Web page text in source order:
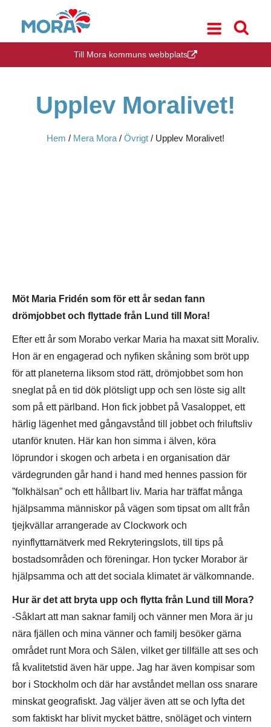
Till Mora kommuns webbplats
Upplev Moralivet!
Hem / Mera Mora / Övrigt / Upplev Moralivet!
Möt Maria Fridén som för ett år sedan fann
drömjobbet och flyttade från Lund till Mora!
Efter ett år som Morabo verkar Maria ha maxat sitt Moraliv.
Hon är en engagerad och nyfiken skåning som bröt upp
för att planeterna liksom stod rätt, drömjobbet som hon
sneglat på en tid dök plötsligt upp och sen löste sig allt
som på ett pärlband. Hon fick jobbet på Vasaloppet, ett
härlig lägenhet med gångavstånd till jobbet och friluftsliv
utanför knuten. Här kan hon simma i älven, köra
löprundor i skogen och arbeta i en organisation där
värdegrunden går hand i hand med hennes passion för
”folkhälsan” och ett hållbart liv. Maria har träffat många
hjälpsamma människor på vägen som tipsat om allt från
tjejkvällar arrangerade av Clockwork och
nyinflyttarnätverk med Rekryteringslots, till tips på
bostadsområden och föreningar. Hon tycker Morabor är
hjälpsamma och att det sociala klimatet är välkomnande.
Hur är det att bryta upp och flytta från Lund till Mora?
-Såklart att man saknar familj och vänner men Mora är ju
nära fjällen och mina vänner och familj besöker gärna
området runt Mora och Sälen, vilket ger tillfälle att ses och
få kvalitetstid även här uppe. Jag har även kompisar som
bor i Stockholm och där har avståndet mellan oss snarare
minskat geografiskt. Jag väljer även att se och lyfta det
som faktiskt har blivit mycket bättre, snöläget och vintern